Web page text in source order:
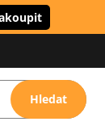
Hledat